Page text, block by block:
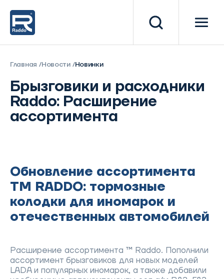
Главная Новости Новинки
Брызговики и расходники
Raddo: Расширение
ассортимента
Обновление ассортимента
TM RADDO: тормозные
колодки для иномарок и
отечественных автомобилей
Расширение ассортимента ™ Raddo. Пополнили
ассортимент брызговиков для новых моделей
LADA и популярных иномарок, а также добавили